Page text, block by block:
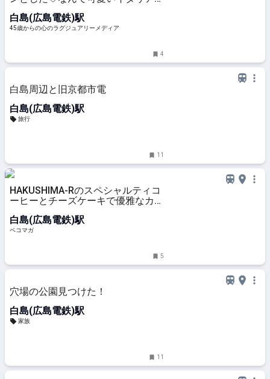
白島(広島電鉄)駅
45歳からの心のラグジュアリーメディア
4
白島周辺と旧京都市電
白島(広島電鉄)駅
旅行
11
HAKUSHIMA-Rのスペシャルティコ
ーヒーとチーズケーキで優雅なカフ
白島(広島電鉄)駅
ペコマガ
5
穴場の公園見つけた！
白島(広島電鉄)駅
家族
11